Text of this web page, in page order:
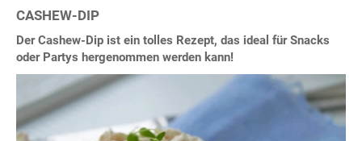
CASHEW-DIP
Der Cashew-Dip ist ein tolles Rezept, das ideal für Snacks
oder Partys hergenommen werden kann!